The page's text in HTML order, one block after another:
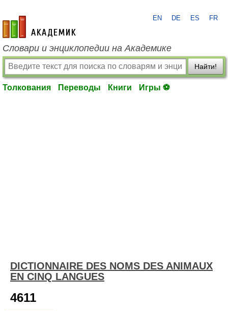
academic.ru
EN DE ES FR
Словари и энциклопедии на Академике
Найти!
Толкования Переводы Книги Игры ⚽
DICTIONNAIRE DES NOMS DES ANIMAUX
EN CINQ LANGUES
4611